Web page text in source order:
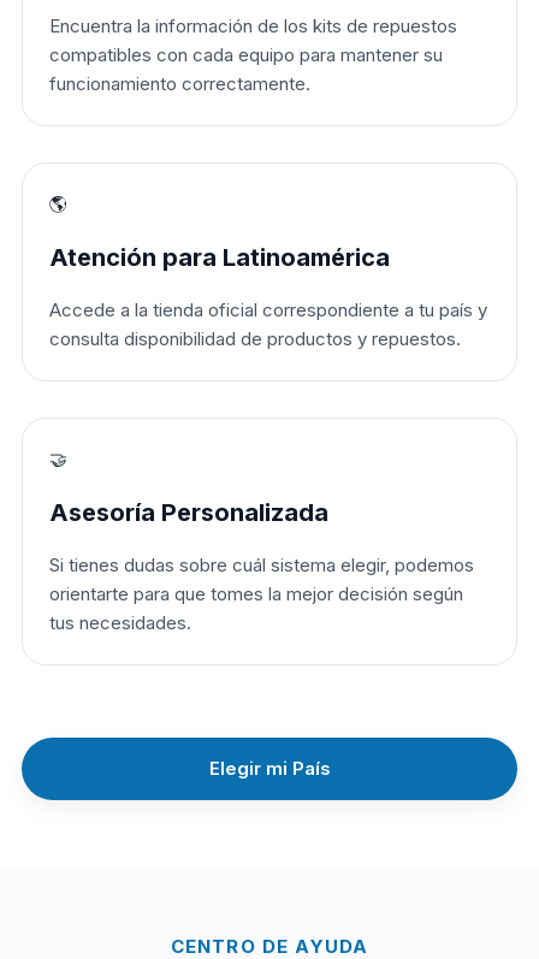
Encuentra la información de los kits de repuestos
compatibles con cada equipo para mantener su
funcionamiento correctamente.
🌎
Atención para Latinoamérica
Accede a la tienda oficial correspondiente a tu país y
consulta disponibilidad de productos y repuestos.
🤝
Asesoría Personalizada
Si tienes dudas sobre cuál sistema elegir, podemos
orientarte para que tomes la mejor decisión según
tus necesidades.
Elegir mi País
CENTRO DE AYUDA